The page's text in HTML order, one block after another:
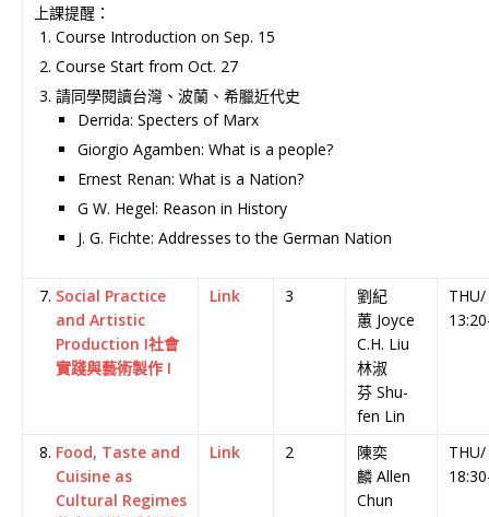
上課提醒：
Course Introduction on Sep. 15
Course Start from Oct. 27
請同學閱讀台灣、波蘭、希臘近代史
Derrida: Specters of Marx
Giorgio Agamben: What is a people?
Ernest Renan: What is a Nation?
G W. Hegel: Reason in History
J. G. Fichte: Addresses to the German Nation
Social Practice
and Artistic
Production I社會
實踐與藝術製作 I
Link 3
劉紀
蕙 Joyce
C.H. Liu
林淑
芬 Shu-
fen Lin
THU/
Food, Taste and
Cuisine as
Cultural Regimes
Link 2
陳奕
麟 Allen
Chun
THU/